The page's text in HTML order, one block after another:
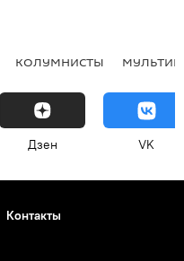
КОЛУМНИСТЫ
Дзен VK
Контакты